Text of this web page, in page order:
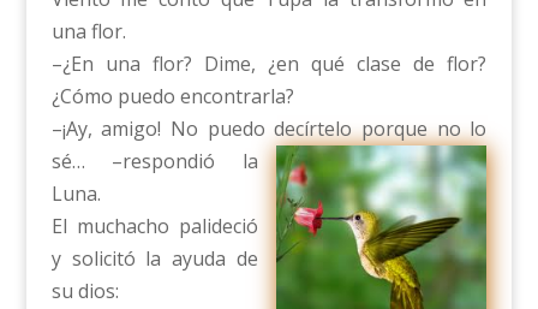
una flor.
–¿En una flor? Dime, ¿en qué clase de flor?
¿Cómo puedo encontrarla?
–¡Ay, amigo! No puedo decírtelo porque no lo
sé… –respondió la
Luna.
El muchacho palideció
y solicitó la ayuda de
su dios: